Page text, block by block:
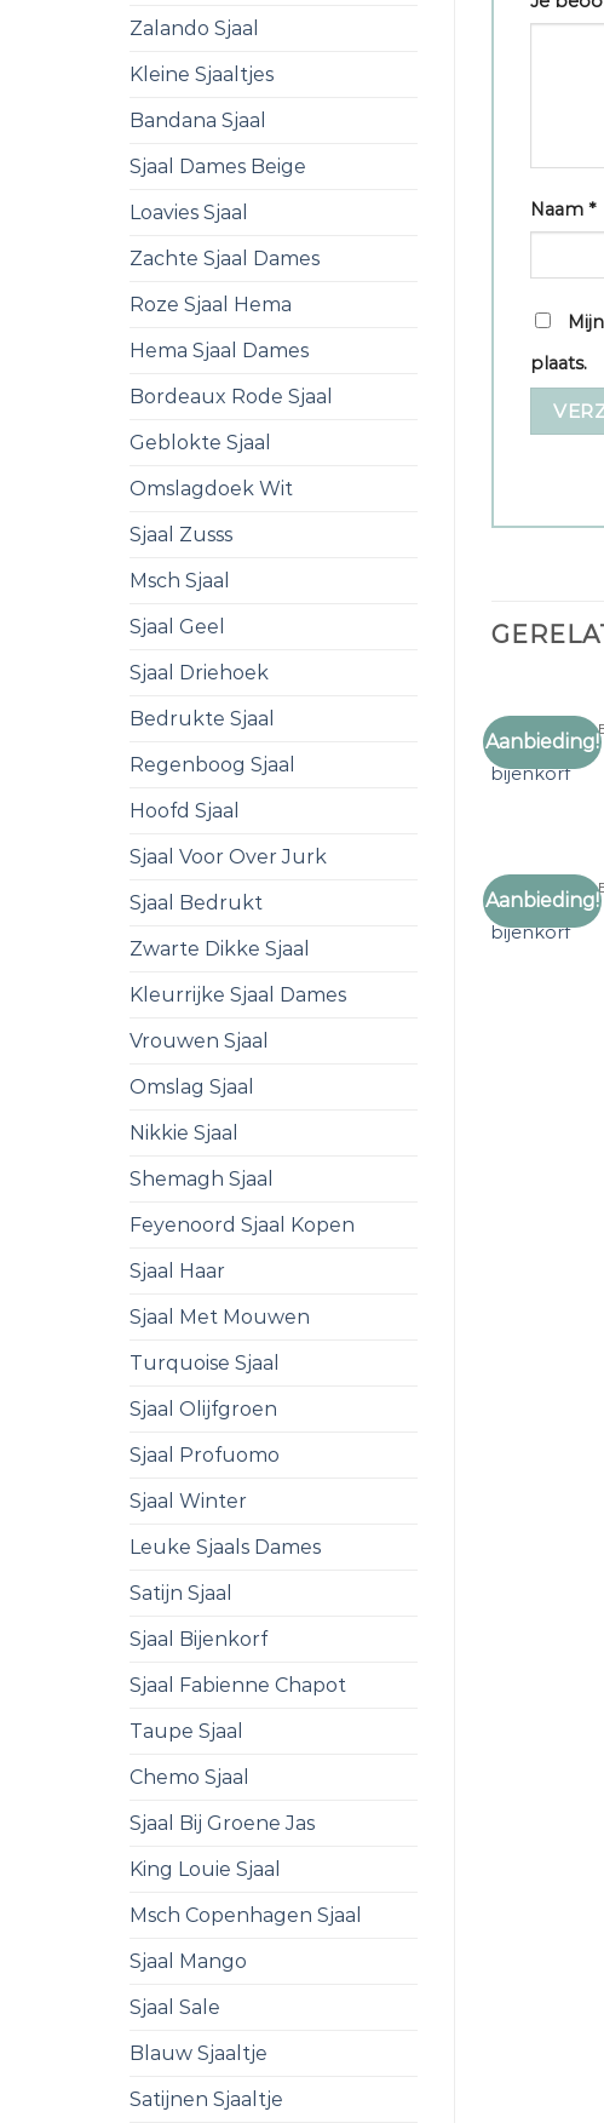
Zalando Sjaal
Kleine Sjaaltjes
Bandana Sjaal
Sjaal Dames Beige
Loavies Sjaal
Zachte Sjaal Dames
Roze Sjaal Hema
Hema Sjaal Dames
Bordeaux Rode Sjaal
Geblokte Sjaal
Omslagdoek Wit
Sjaal Zusss
Msch Sjaal
Sjaal Geel
Sjaal Driehoek
Bedrukte Sjaal
Regenboog Sjaal
Hoofd Sjaal
Sjaal Voor Over Jurk
Sjaal Bedrukt
Zwarte Dikke Sjaal
Kleurrijke Sjaal Dames
Vrouwen Sjaal
Omslag Sjaal
Nikkie Sjaal
Shemagh Sjaal
Feyenoord Sjaal Kopen
Sjaal Haar
Sjaal Met Mouwen
Turquoise Sjaal
Sjaal Olijfgroen
Sjaal Profuomo
Sjaal Winter
Leuke Sjaals Dames
Satijn Sjaal
Sjaal Bijenkorf
Sjaal Fabienne Chapot
Taupe Sjaal
Chemo Sjaal
Sjaal Bij Groene Jas
King Louie Sjaal
Msch Copenhagen Sjaal
Sjaal Mango
Sjaal Sale
Blauw Sjaaltje
Satijnen Sjaaltje
Naam *
plaats.
Aanbieding!
bylima sjaal
bijenkorf
Aanbieding!
bylima sjaal
bijenkorf